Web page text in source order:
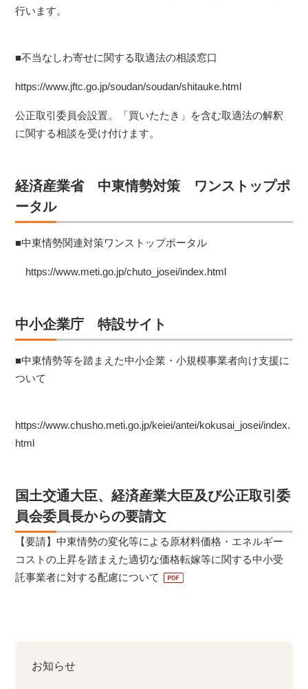
行います。
■不当なしわ寄せに関する取適法の相談窓口
https://www.jftc.go.jp/soudan/soudan/shitauke.html
公正取引委員会設置。「買いたたき」を含む取適法の解釈
に関する相談を受け付けます。
経済産業省 中東情勢対策 ワンストップポ
ータル
■中東情勢関連対策ワンストップポータル
https://www.meti.go.jp/chuto_josei/index.html
中小企業庁 特設サイト
■中東情勢等を踏まえた中小企業・小規模事業者向け支援に
ついて
https://www.chusho.meti.go.jp/keiei/antei/kokusai_josei/index.
html
国土交通大臣、経済産業大臣及び公正取引委
員会委員長からの要請文
【要請】中東情勢の変化等による原材料価格・エネルギー
コストの上昇を踏まえた適切な価格転嫁等に関する中小受
託事業者に対する配慮について
お知らせ